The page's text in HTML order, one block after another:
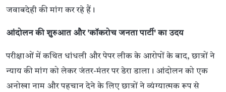
जवाबदेही की मांग कर रहे हैं।
आंदोलन की शुरुआत और 'कॉकरोच जनता पार्टी' का उदय
परीक्षाओं में कथित धांधली और पेपर लीक के आरोपों के बाद, छात्रों ने
न्याय की मांग को लेकर जंतर-मंतर पर डेरा डाला। आंदोलन को एक
अनोखा नाम और पहचान देने के लिए छात्रों ने व्यंग्यात्मक रूप से